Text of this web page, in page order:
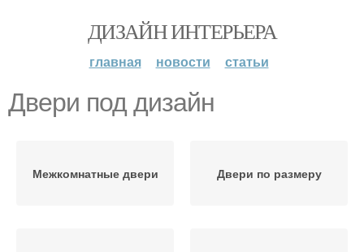
ДИЗАЙН ИНТЕРЬЕРА
главная новости статьи
Двери под дизайн
Межкомнатные двери Двери по размеру